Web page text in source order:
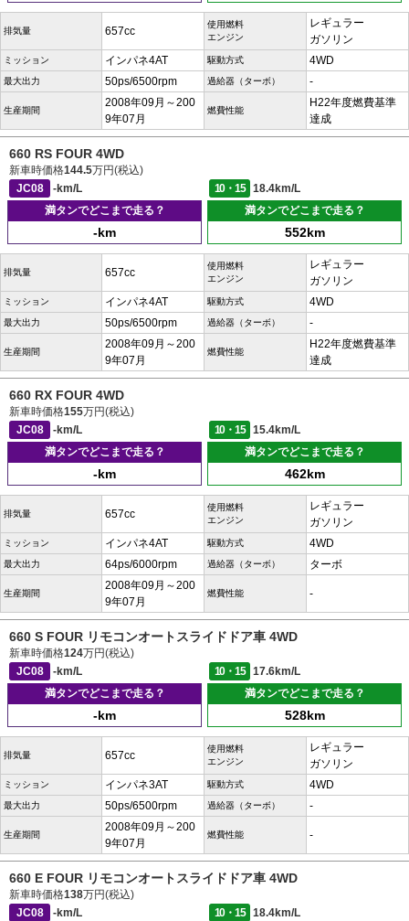
排気量 657cc
使用燃料
エンジン
レギュラー
ガソリン
ミッション インパネ4AT 駆動方式 4WD
最大出力 50ps/6500rpm 過給器（ターボ） -
生産期間
2008年09月～200
9年07月
燃費性能
H22年度燃費基準
達成
660 RS FOUR 4WD
新車時価格144.5万円(税込)
JC08
-km/L 10・15
18.4km/L
満タンでどこまで走る？
-km
満タンでどこまで走る？
552km
排気量 657cc
使用燃料
エンジン
レギュラー
ガソリン
ミッション インパネ4AT 駆動方式 4WD
最大出力 50ps/6500rpm 過給器（ターボ） -
生産期間
2008年09月～200
9年07月
燃費性能
H22年度燃費基準
達成
660 RX FOUR 4WD
新車時価格155万円(税込)
JC08
-km/L 10・15
15.4km/L
満タンでどこまで走る？
-km
満タンでどこまで走る？
462km
排気量 657cc
使用燃料
エンジン
レギュラー
ガソリン
ミッション インパネ4AT 駆動方式 4WD
最大出力 64ps/6000rpm 過給器（ターボ） ターボ
生産期間
2008年09月～200
9年07月
燃費性能 -
660 S FOUR リモコンオートスライドドア車 4WD
新車時価格124万円(税込)
JC08
-km/L 10・15
17.6km/L
満タンでどこまで走る？
-km
満タンでどこまで走る？
528km
排気量 657cc
使用燃料
エンジン
レギュラー
ガソリン
ミッション インパネ3AT 駆動方式 4WD
最大出力 50ps/6500rpm 過給器（ターボ） -
生産期間
2008年09月～200
9年07月
燃費性能 -
660 E FOUR リモコンオートスライドドア車 4WD
新車時価格138万円(税込)
JC08
-km/L 10・15
18.4km/L